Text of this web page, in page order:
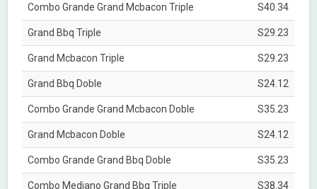
Combo Grande Grand Mcbacon Triple S40.34
Grand Bbq Triple S29.23
Grand Mcbacon Triple S29.23
Grand Bbq Doble S24.12
Combo Grande Grand Mcbacon Doble S35.23
Grand Mcbacon Doble S24.12
Combo Grande Grand Bbq Doble S35.23
Combo Mediano Grand Bbq Triple S38.34